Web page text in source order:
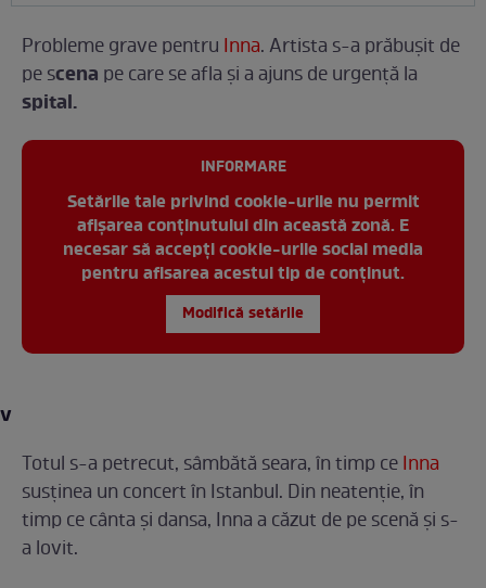
Probleme grave pentru Inna. Artista s-a prăbușit de
pe scena pe care se afla și a ajuns de urgenţă la
spital.
INFORMARE
Setările tale privind cookie-urile nu permit
afișarea conținutului din această zonă. E
necesar să accepți cookie-urile social media
pentru afisarea acestui tip de conținut.
Modifică setările
v
Totul s-a petrecut, sâmbătă seara, în timp ceInna
susţinea un concert în Istanbul. Din neatenție, în
timp ce cânta și dansa, Inna a căzut de pe scenă și s-
a lovit.